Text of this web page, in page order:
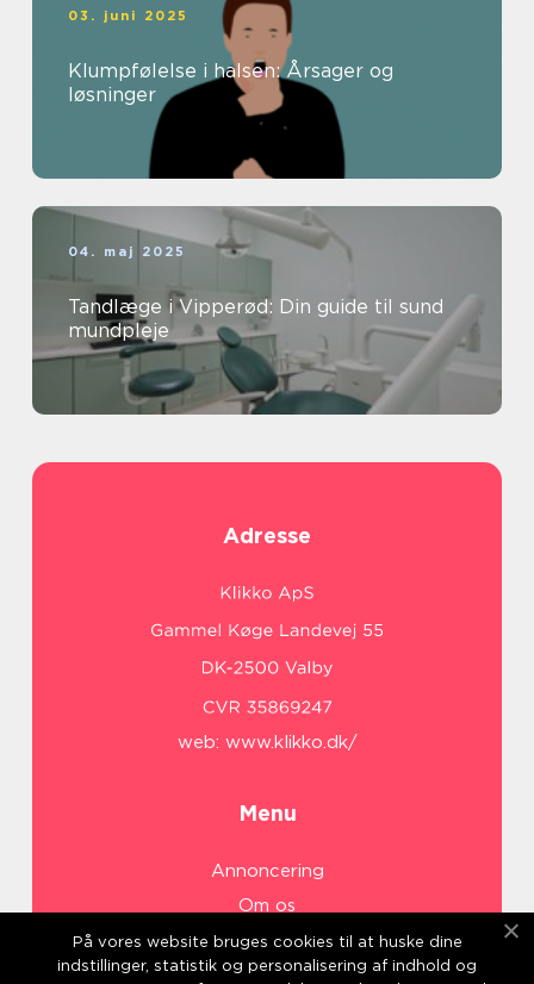
03. juni 2025
Klumpfølelse i halsen: Årsager og
løsninger
04. maj 2025
Tandlæge i Vipperød: Din guide til sund
mundpleje
Adresse
web: www.klikko.dk/
Menu
Annoncering
Om os
Cookies
Kontakt os
På vores website bruges cookies til at huske dine
indstillinger, statistik og personalisering af indhold og